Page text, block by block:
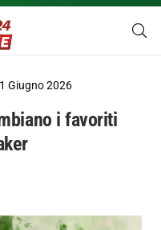
Giugno 2026
i favoriti